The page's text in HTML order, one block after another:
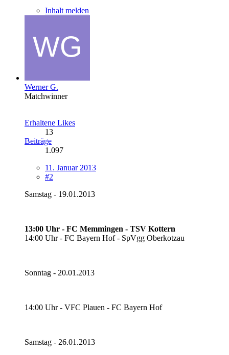
Inhalt melden
Werner G.
Matchwinner
Erhaltene Likes
13
Beiträge
1.097
11. Januar 2013
#2
Samstag - 19.01.2013
13:00 Uhr - FC Memmingen - TSV Kottern
14:00 Uhr - FC Bayern Hof - SpVgg Oberkotzau
Sonntag - 20.01.2013
14:00 Uhr - VFC Plauen - FC Bayern Hof
Samstag - 26.01.2013